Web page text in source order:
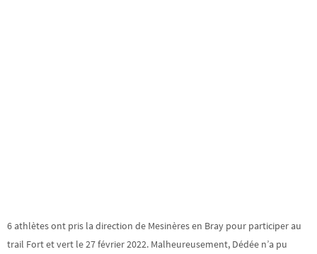
6 athlètes ont pris la direction de Mesinères en Bray pour participer au
trail Fort et vert le 27 février 2022. Malheureusement, Dédée n’a pu